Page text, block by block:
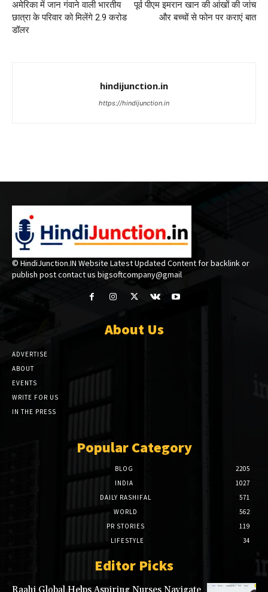
अमेरिका में जान गंवाने वाली भारतीय
छात्रा के परिवार को मिलेंगे 2.9 करोड
डॉलर
पूर्व पीएम इमरान खान की आंखों की जांच
और बच्चों से फोन पर कराएं बात
hindijunction.in
https://hindijunction.in
© HindiJunction.IN Website Latest Updated Content for backlink or
publish post contact us bigsoftcompany@gmail
About Us
ADVERTISE
ABOUT
EVENTS
WRITE FOR US
IN THE PRESS
Popular Category
BLOG
2205
INDIA
1027
DAILY RASHIFAL
571
WORLD
562
PR STORIES
119
LIFESTYLE
34
Editor Picks